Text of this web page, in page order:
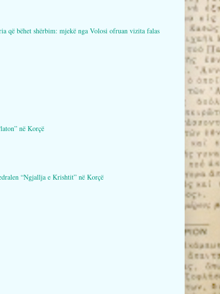
bëhet shërbim: mjekë nga Volosi ofruan vizita falas
në Korçë
“Ngjallja e Krishtit” në Korçë